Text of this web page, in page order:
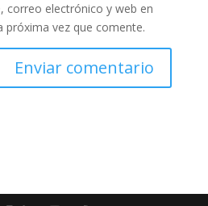
correo electrónico y web en
próxima vez que comente.